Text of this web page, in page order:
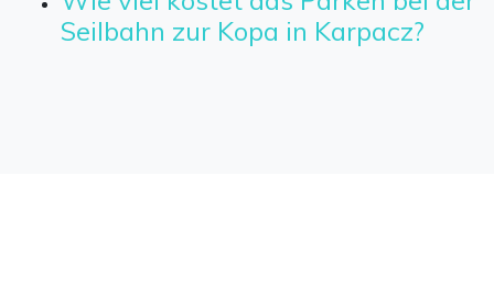
Seilbahn zur Kopa in Karpacz?